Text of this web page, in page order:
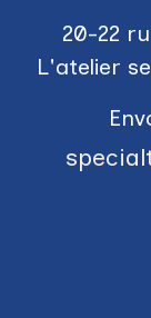
20-22
L'atelier